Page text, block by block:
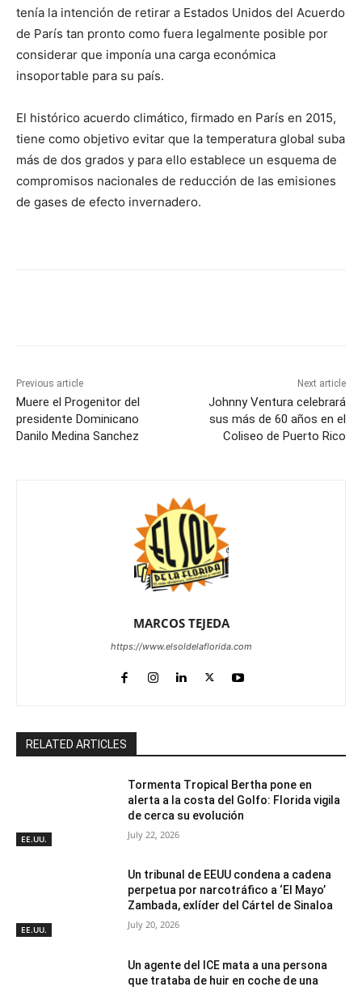
tenía la intención de retirar a Estados Unidos del Acuerdo
de París tan pronto como fuera legalmente posible por
considerar que imponía una carga económica
insoportable para su país.
El histórico acuerdo climático, firmado en París en 2015,
tiene como objetivo evitar que la temperatura global suba
más de dos grados y para ello establece un esquema de
compromisos nacionales de reducción de las emisiones
de gases de efecto invernadero.
Previous article
Muere el Progenitor del
presidente Dominicano
Danilo Medina Sanchez
Next article
Johnny Ventura celebrará
sus más de 60 años en el
Coliseo de Puerto Rico
MARCOS TEJEDA
https://www.elsoldelaflorida.com
RELATED ARTICLES
EE.UU.
Tormenta Tropical Bertha pone en
alerta a la costa del Golfo: Florida vigila
de cerca su evolución
July 22, 2026
EE.UU.
Un tribunal de EEUU condena a cadena
perpetua por narcotráfico a ‘El Mayo’
Zambada, exlíder del Cártel de Sinaloa
July 20, 2026
Un agente del ICE mata a una persona
que trataba de huir en coche de una